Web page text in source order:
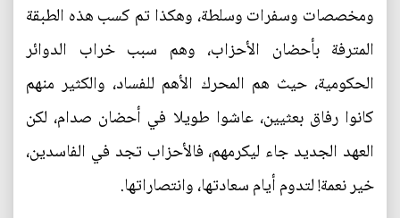
ومخصصات وسفرات وسلطة، وهكذا تم كسب هذه الطبقة
المترفة بأحضان الأحزاب، وهم سبب خراب الدوائر
الحكومية، حيث هم المحرك الأهم للفساد، والكثير منهم
كانوا رفاق بعثيين، عاشوا طويلا في أحضان صدام، لكن
العهد الجديد جاء ليكرمهم، فالأحزاب تجد في الفاسدين،
خير نعمة! لتدوم أيام سعادتها، وانتصاراتها.